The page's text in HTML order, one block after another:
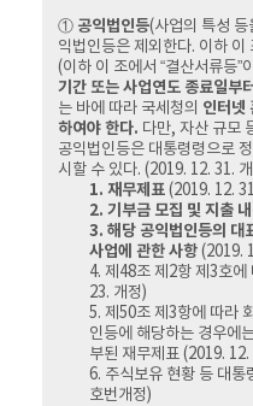
① 공익법인등(사업의 특성
익법인등은 제외한다. 이하 이
(이하 이 조에서 “결산서류등”
기간 또는 사업연도 종료일부
는 바에 따라 국세청의 인터넷
하여야 한다. 다만, 자산 규모
공익법인등은 대통령령으로
시할 수 있다. (2019. 12. 31.
1. 재무제표(2019. 12.
2. 기부금 모집 및 지출
3. 해당 공익법인등의 대
사업에 관한 사항(2019.
4. 제48조 제2항 제3호에
23. 개정)
5. 제50조 제3항에 따라
인등에 해당하는 경우에
부된 재무제표 (2019.
6. 주식보유 현황 등 대통
호번개정)